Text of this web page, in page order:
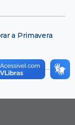
a Primavera